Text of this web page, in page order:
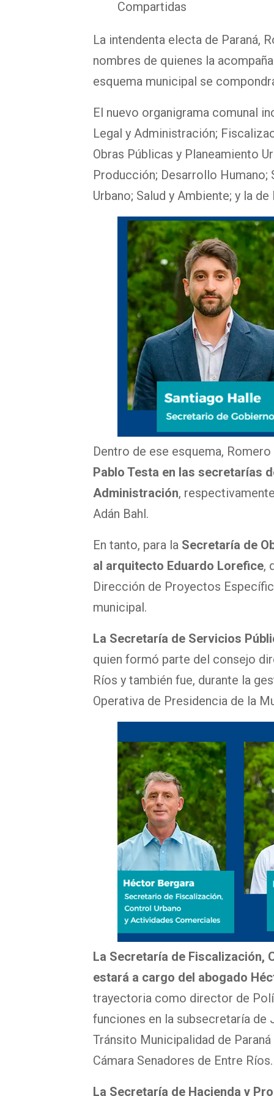
Compartidas
La intendenta electa de Paraná,
nombres de quienes la
esquema municipal se
El nuevo organigrama comunal
Legal y Administración;
Obras Públicas y Planeamiento
Producción; Desarrollo
Urbano; Salud y Ambiente; y la
Dentro de ese esquema,
Pablo Testa en las secretarías
Administración,
Adán Bahl.
En tanto, para la Secretaría de
al arquitecto Eduardo Lorefice,
Dirección de Proyectos
municipal.
La Secretaría de Servicios
quien formó parte del consejo
Ríos y también fue, durante la
Operativa de Presidencia de la
La Secretaría de Fiscalización,
estará a cargo del abogado
trayectoria como director de
funciones en la subsecretaría
Tránsito Municipalidad de
Cámara Senadores de Entre Ríos.
La Secretaría de Hacienda y